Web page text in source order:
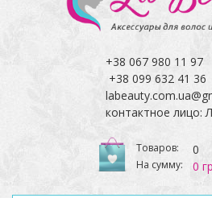
+38 067 980 11 97
+38 099 632 41 36
контактное лицо:
Товаров: 0
На сумму: 0